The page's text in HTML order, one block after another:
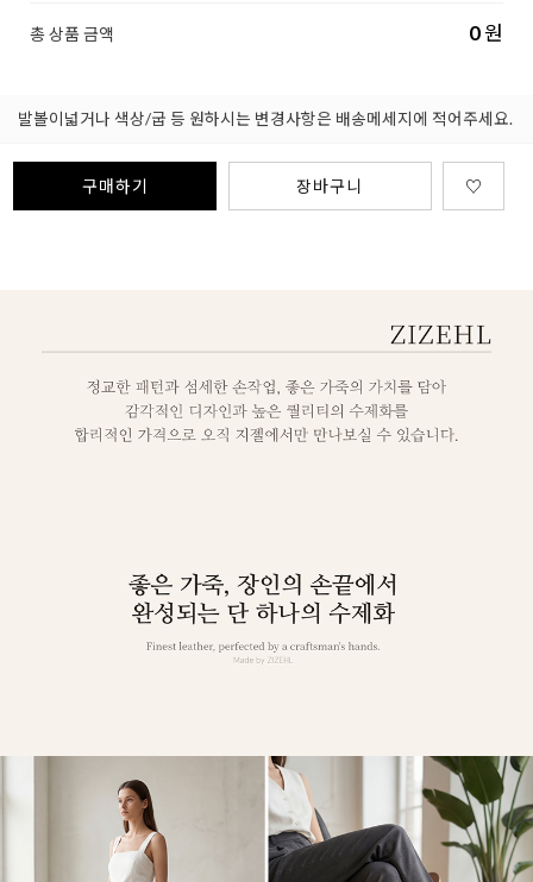
총 상품 금액 0원
발볼이넓거나 색상/굽 등 원하시는 변경사항은 배송메세지에 적어주세요.
구매하기 장바구니 ♡